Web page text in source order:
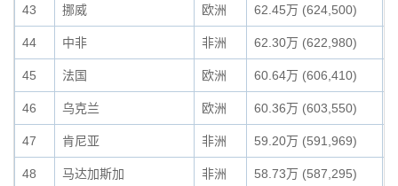
43 挪威 欧洲 62.45万 (624,500)
44 中非 非洲 62.30万 (622,980)
45 法国 欧洲 60.64万 (606,410)
46 乌克兰 欧洲 60.36万 (603,550)
47 肯尼亚 非洲 59.20万 (591,969)
48 马达加斯加 非洲 58.73万 (587,295)